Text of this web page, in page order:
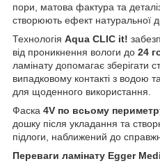
пори, матова фактура та
створюють ефект натуральної
Технологія Aqua CLIC it!
від проникнення вологи до 24
ламінату допомагає зберігати
випадковому контакті з водою
для щоденного використання.
Фаска 4V по всьому
дошку після укладання та
підлоги, наближений до
Переваги ламінату Egger